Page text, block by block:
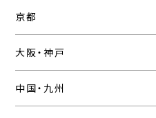
京都
大阪・神戸
中国・九州